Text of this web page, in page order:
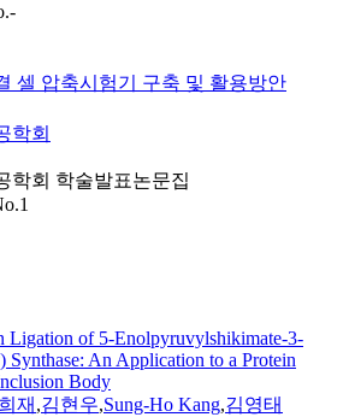
셀 압축시험기 구축 및 활용방안
학회
학회 학술발표논문집
Ligation of 5-Enolpyruvylshikimate-3-
Synthase: An Application to a Protein
Body
재 ,김현우,Sung-Ho Kang,김영태